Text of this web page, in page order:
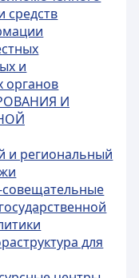
средств
и
органов
И
и региональный
совещательные
для